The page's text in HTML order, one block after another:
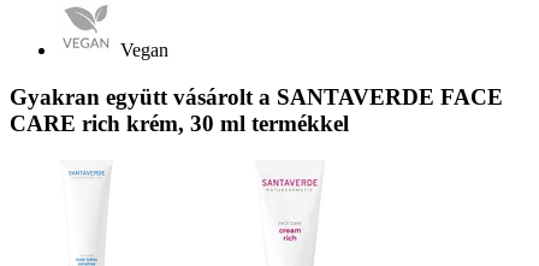
Vegan
Gyakran együtt vásárolt a SANTAVERDE FACE
CARE rich krém, 30 ml termékkel